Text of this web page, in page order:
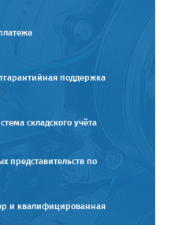
поддержка
складского учёта
представительств по
и квалифицированная